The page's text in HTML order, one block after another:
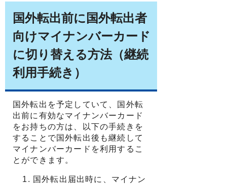
国外転出前に国外転出者
向けマイナンバーカード
に切り替える方法（継続
利用手続き）
国外転出を予定していて、国外転
出前に有効なマイナンバーカード
をお持ちの方は、以下の手続きを
することで国外転出後も継続して
マイナンバーカードを利用するこ
とができます。
国外転出届出時に、マイナン